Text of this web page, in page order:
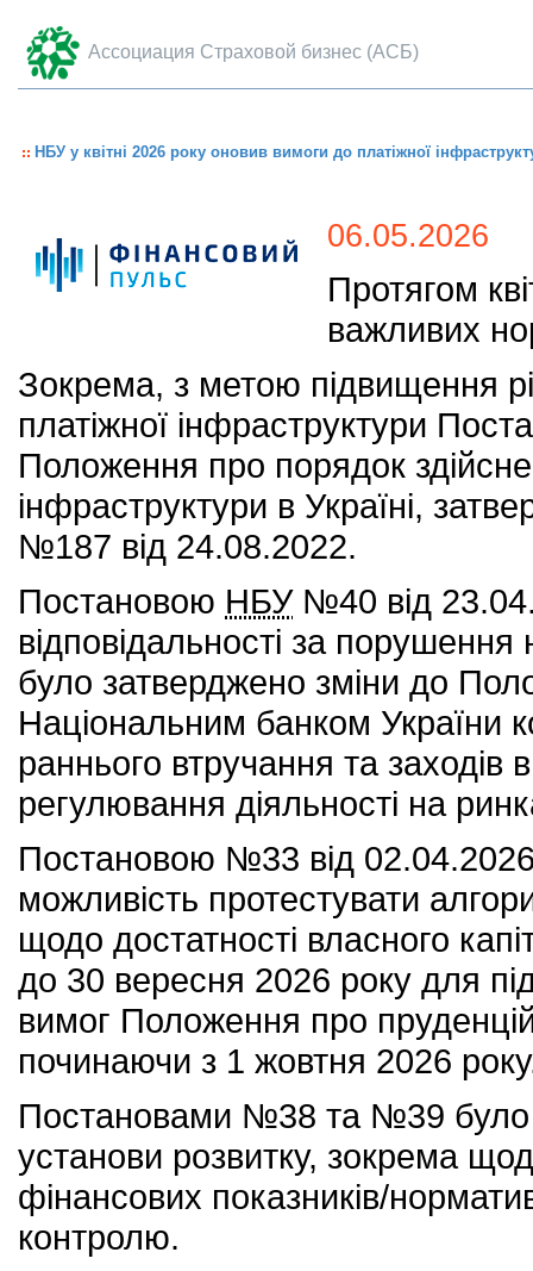
Ассоциация Страховой бизнес (АСБ)
НБУ у квітні 2026 року оновив вимоги до платіжної
06.05.2026
Протягом
важливих
Зокрема, з метою підвищення
платіжної інфраструктури
Положення про порядок
інфраструктури в Україні,
№187 від 24.08.2022.
Постановою НБУ№40 від
відповідальності за
було затверджено зміни до
Національним банком України
раннього втручання та заходів
регулювання діяльності на
Постановою №33 від
можливість протестувати
щодо достатності власного
до 30 вересня 2026 року для
вимог Положення про
починаючи з 1 жовтня 2026
Постановами №38 та №39 було
установи розвитку, зокрема
фінансових показників/
контролю.